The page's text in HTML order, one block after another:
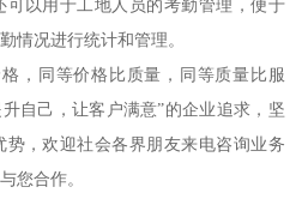
以用于工地人员的考勤管理，便于
情况进行统计和管理。
，同等价格比质量，同等质量比服
自己，让客户满意”的企业追求，坚
，欢迎社会各界朋友来电咨询业务
您合作。